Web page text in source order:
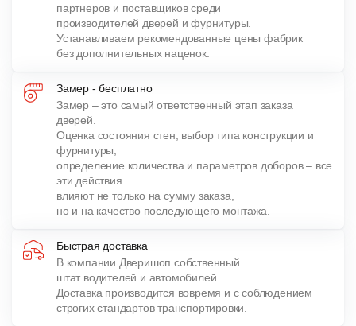
партнеров и поставщиков среди
производителей дверей и фурнитуры.
Устанавливаем рекомендованные цены фабрик
без дополнительных наценок.
Замер - бесплатно
Замер – это самый ответственный этап заказа
дверей.
Оценка состояния стен, выбор типа конструкции и
фурнитуры,
определение количества и параметров доборов – все
эти действия
влияют не только на сумму заказа,
но и на качество последующего монтажа.
Быстрая доставка
В компании Дверишоп собственный
штат водителей и автомобилей.
Доставка производится вовремя и с соблюдением
строгих стандартов транспортировки.